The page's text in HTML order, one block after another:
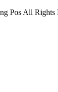
Pos All Rights